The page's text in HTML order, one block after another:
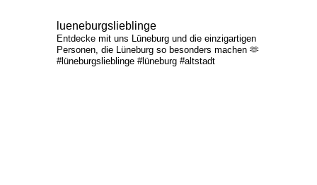
lueneburgslieblinge
Entdecke mit uns Lüneburg und die einzigartigen
Personen, die Lüneburg so besonders machen 🫶
#lüneburgslieblinge #lüneburg #altstadt